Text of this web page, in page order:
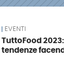
EVENTI
TuttoFood
tendenze